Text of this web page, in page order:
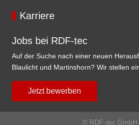
Karriere
Jobs bei RDF-tec
Auf der Suche nach einer neuen
Blaulicht und Martinshorn? Wir stellen
Jetzt bewerben
© RDF-tec GmbH